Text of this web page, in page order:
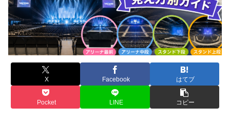
X Facebook はてブ
Pocket LINE コピー